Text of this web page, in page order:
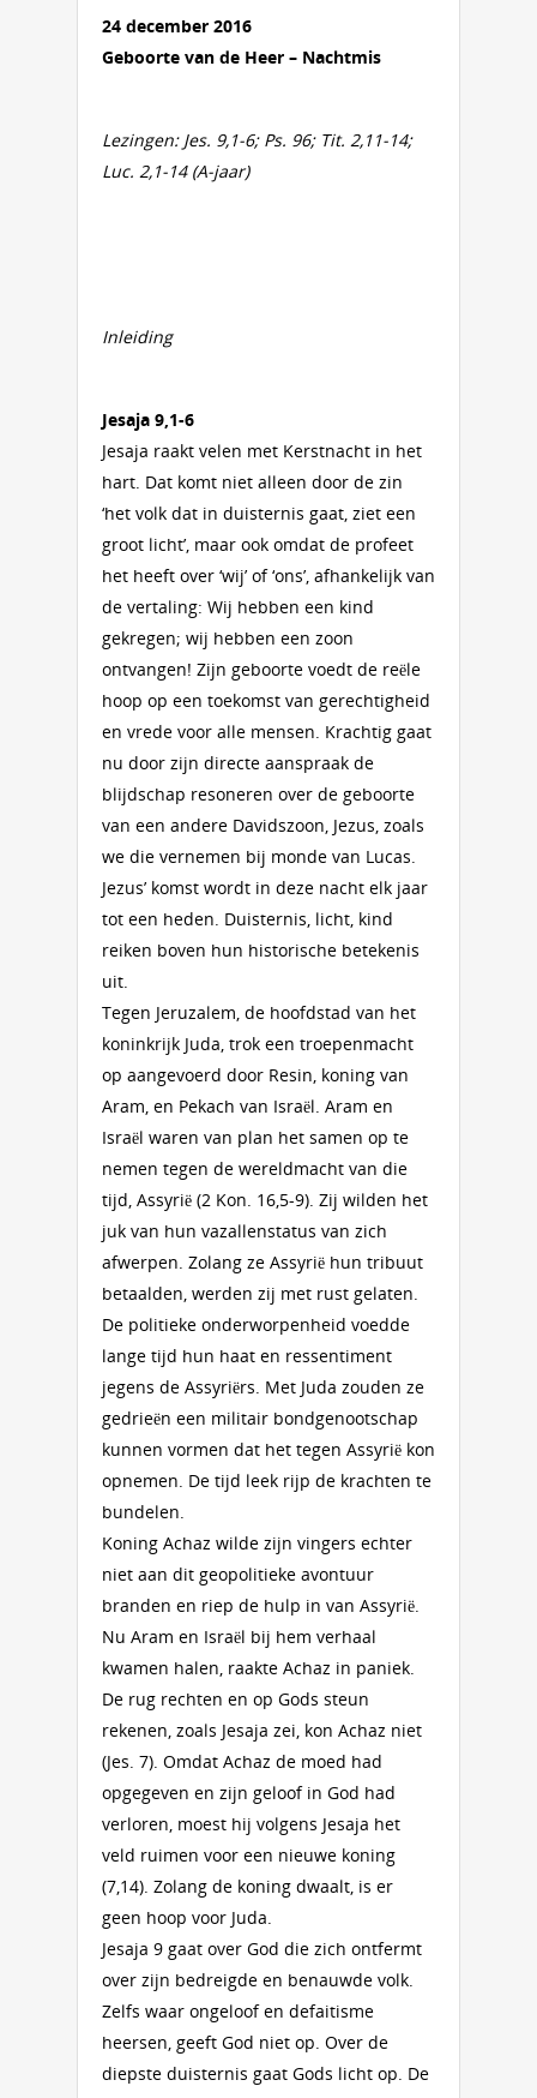
24 december 2016
Geboorte van de Heer – Nachtmis
Lezingen: Jes. 9,1-6; Ps. 96; Tit. 2,11-14;
Luc. 2,1-14 (A-jaar)
Inleiding
Jesaja 9,1-6
Jesaja raakt velen met Kerstnacht in het
hart. Dat komt niet alleen door de zin
‘het volk dat in duisternis gaat, ziet een
groot licht’, maar ook omdat de profeet
het heeft over ‘wij’ of ‘ons’, afhankelijk van
de vertaling: Wij hebben een kind
gekregen; wij hebben een zoon
ontvangen! Zijn geboorte voedt de reële
hoop op een toekomst van gerechtigheid
en vrede voor alle mensen. Krachtig gaat
nu door zijn directe aanspraak de
blijdschap resoneren over de geboorte
van een andere Davidszoon, Jezus, zoals
we die vernemen bij monde van Lucas.
Jezus’ komst wordt in deze nacht elk jaar
tot een heden. Duisternis, licht, kind
reiken boven hun historische betekenis
uit.
Tegen Jeruzalem, de hoofdstad van het
koninkrijk Juda, trok een troepenmacht
op aangevoerd door Resin, koning van
Aram, en Pekach van Israël. Aram en
Israël waren van plan het samen op te
nemen tegen de wereldmacht van die
tijd, Assyrië (2 Kon. 16,5-9). Zij wilden het
juk van hun vazallenstatus van zich
afwerpen. Zolang ze Assyrië hun tribuut
betaalden, werden zij met rust gelaten.
De politieke onderworpenheid voedde
lange tijd hun haat en ressentiment
jegens de Assyriërs. Met Juda zouden ze
gedrieën een militair bondgenootschap
kunnen vormen dat het tegen Assyrië kon
opnemen. De tijd leek rijp de krachten te
bundelen.
Koning Achaz wilde zijn vingers echter
niet aan dit geopolitieke avontuur
branden en riep de hulp in van Assyrië.
Nu Aram en Israël bij hem verhaal
kwamen halen, raakte Achaz in paniek.
De rug rechten en op Gods steun
rekenen, zoals Jesaja zei, kon Achaz niet
(Jes. 7). Omdat Achaz de moed had
opgegeven en zijn geloof in God had
verloren, moest hij volgens Jesaja het
veld ruimen voor een nieuwe koning
(7,14). Zolang de koning dwaalt, is er
geen hoop voor Juda.
Jesaja 9 gaat over God die zich ontfermt
over zijn bedreigde en benauwde volk.
Zelfs waar ongeloof en defaitisme
heersen, geeft God niet op. Over de
diepste duisternis gaat Gods licht op. De